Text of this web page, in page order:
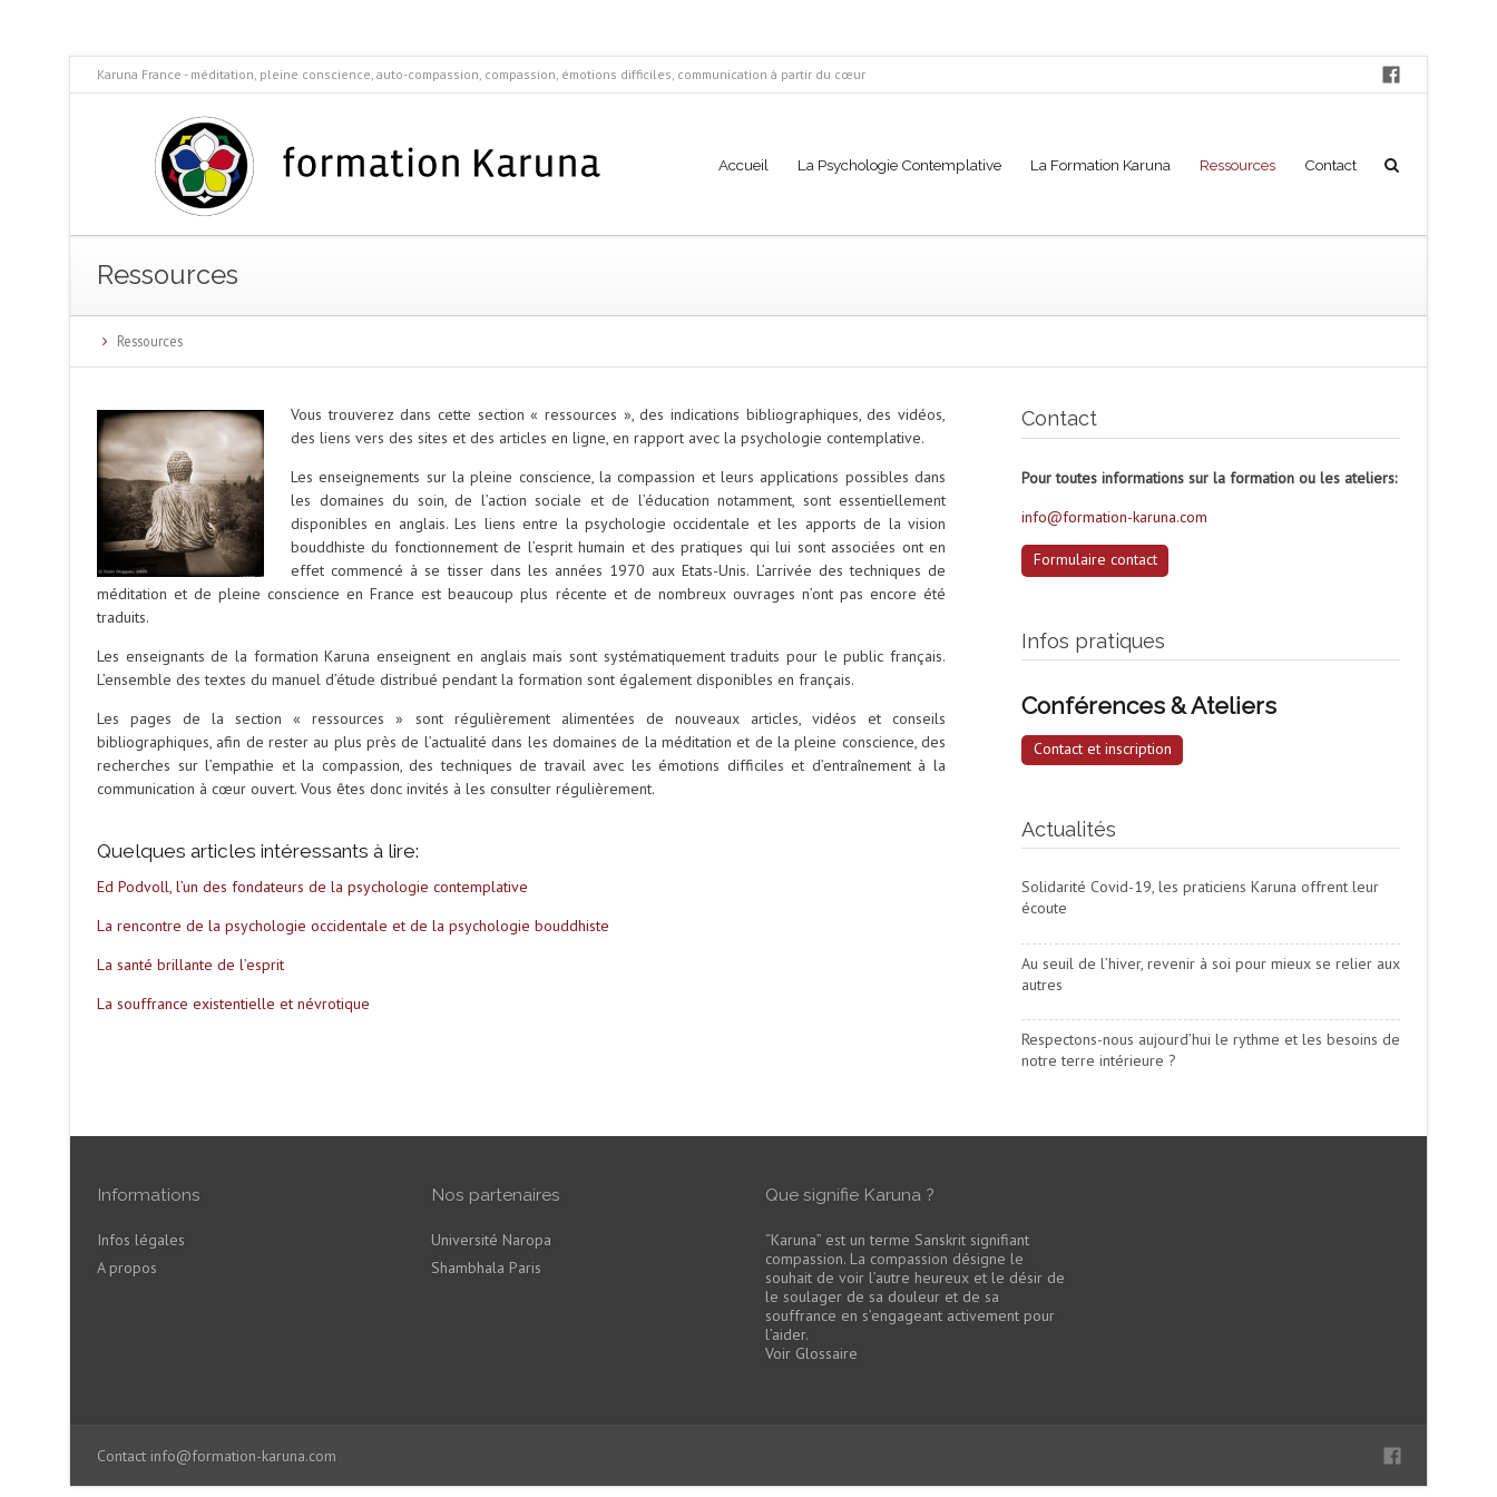
Karuna France - méditation, pleine conscience, auto-compassion, compassion, émotions difficiles, communication à partir du cœur
Accueil La Psychologie Contemplative La Formation Karuna Ressources Contact
Ressources
Ressources
Vous trouverez dans cette section « ressources », des indications bibliographiques, des vidéos,
des liens vers des sites et des articles en ligne, en rapport avec la psychologie contemplative.
Les enseignements sur la pleine conscience, la compassion et leurs applications possibles dans
les domaines du soin, de l’action sociale et de l’éducation notamment, sont essentiellement
disponibles en anglais. Les liens entre la psychologie occidentale et les apports de la vision
bouddhiste du fonctionnement de l’esprit humain et des pratiques qui lui sont associées ont en
effet commencé à se tisser dans les années 1970 aux Etats-Unis. L’arrivée des techniques de
méditation et de pleine conscience en France est beaucoup plus récente et de nombreux ouvrages n’ont pas encore été
traduits.
Les enseignants de la formation Karuna enseignent en anglais mais sont systématiquement traduits pour le public français.
L’ensemble des textes du manuel d’étude distribué pendant la formation sont également disponibles en français.
Les pages de la section « ressources » sont régulièrement alimentées de nouveaux articles, vidéos et conseils
bibliographiques, afin de rester au plus près de l’actualité dans les domaines de la méditation et de la pleine conscience, des
recherches sur l’empathie et la compassion, des techniques de travail avec les émotions difficiles et d’entraînement à la
communication à cœur ouvert. Vous êtes donc invités à les consulter régulièrement.
Quelques articles intéressants à lire:
Ed Podvoll, l’un des fondateurs de la psychologie contemplative
La rencontre de la psychologie occidentale et de la psychologie bouddhiste
La santé brillante de l’esprit
La souffrance existentielle et névrotique
Contact
Pour toutes informations sur la formation ou les ateliers:
info@formation-karuna.com
Formulaire contact
Infos pratiques
Conférences & Ateliers
Contact et inscription
Actualités
Solidarité Covid-19, les praticiens Karuna offrent leur
écoute
Au seuil de l’hiver, revenir à soi pour mieux se relier aux
autres
Respectons-nous aujourd’hui le rythme et les besoins de
notre terre intérieure ?
Informations
Infos légales
A propos
Nos partenaires
Université Naropa
Shambhala Paris
Que signifie Karuna ?
“Karuna” est un terme Sanskrit signifiant
compassion. La compassion désigne le
souhait de voir l’autre heureux et le désir de
le soulager de sa douleur et de sa
souffrance en s’engageant activement pour
l’aider.
Voir Glossaire
Contact info@formation-karuna.com